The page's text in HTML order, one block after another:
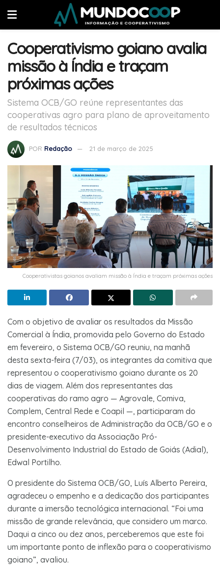
Cooperativismo goiano avalia
missão à Índia e traçam
próximas ações
Sistema OCB/GO reúne representantes das
cooperativas agro para plano de aproveitamento
de resultados técnicos
POR Redação 21 de março de 2025
Cooperativistas goianos avaliam missão à Índia e traçam próximas ações
Com o objetivo de avaliar os resultados da Missão
Comercial à Índia, promovida pelo Governo do Estado
em fevereiro, o Sistema OCB/GO reuniu, na manhã
desta sexta-feira (7/03), os integrantes da comitiva que
representou o cooperativismo goiano durante os 20
dias de viagem. Além dos representantes das
cooperativas do ramo agro — Agrovale, Comiva,
Complem, Central Rede e Coapil —, participaram do
encontro conselheiros de Administração da OCB/GO e o
presidente-executivo da Associação Pró-
Desenvolvimento Industrial do Estado de Goiás (Adial),
Edwal Portilho.
O presidente do Sistema OCB/GO, Luís Alberto Pereira,
agradeceu o empenho e a dedicação dos participantes
durante a imersão tecnológica internacional. “Foi uma
missão de grande relevância, que considero um marco.
Daqui a cinco ou dez anos, perceberemos que este foi
um importante ponto de inflexão para o cooperativismo
goiano”, avaliou.